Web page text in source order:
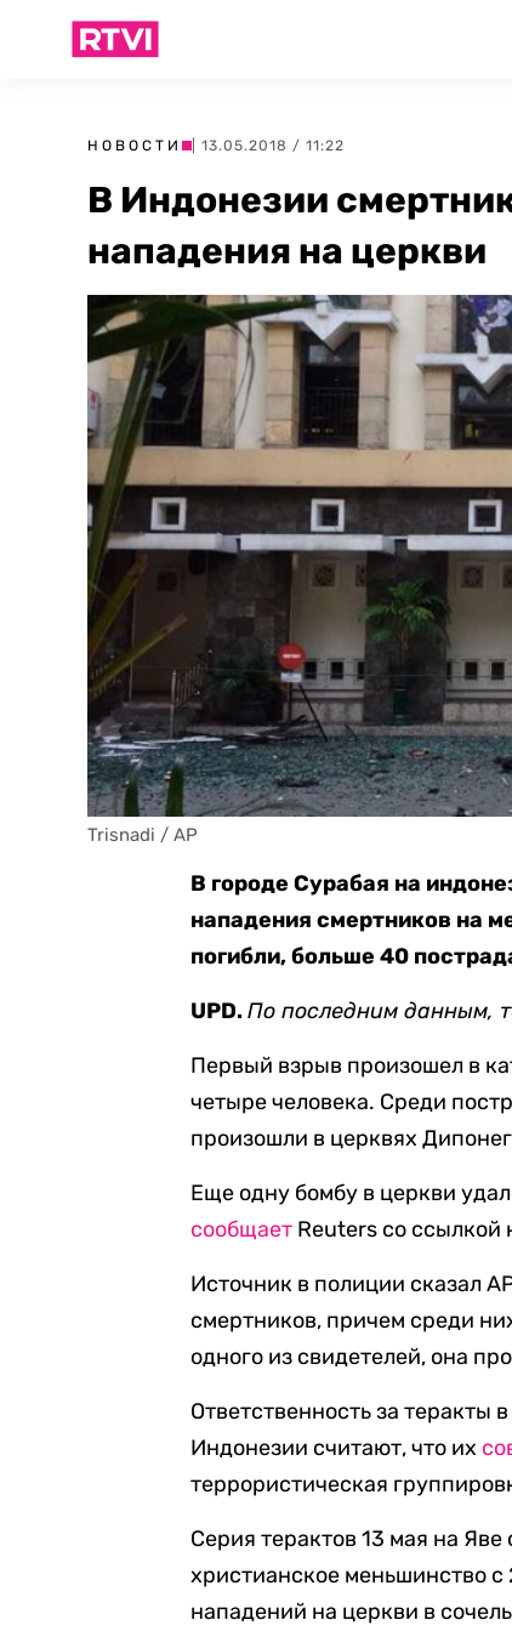
НОВОСТИ | 13.05.2018 / 11:22
В Индонезии
нападения на церкви
Trisnadi / AP
В городе Сурабая на
нападения смертников на
погибли, больше 40
UPD. По последним данным,
Первый взрыв произошел в
четыре человека. Среди
произошли в церквях
Еще одну бомбу в церкви
сообщает Reuters со
Источник в полиции сказал
смертников, причем среди
одного из свидетелей, она
Ответственность за теракты
Индонезии считают, что их
террористическая
Серия терактов 13 мая на
христианское меньшинство
нападений на церкви в